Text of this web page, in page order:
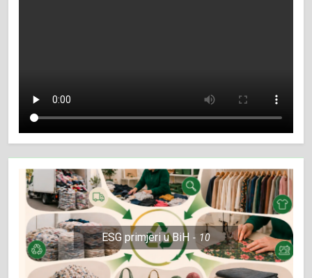
ESG primjeri u BiH 10